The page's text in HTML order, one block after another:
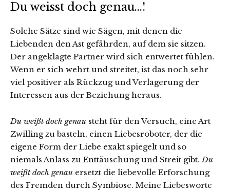
Du weisst doch genau…!
Solche Sätze sind wie Sägen, mit denen die
Liebenden den Ast gefährden, auf dem sie sitzen.
Der angeklagte Partner wird sich entwertet fühlen.
Wenn er sich wehrt und streitet, ist das noch sehr
viel positiver als Rückzug und Verlagerung der
Interessen aus der Beziehung heraus.
Du weißt doch genau steht für den Versuch, eine Art
Zwilling zu basteln, einen Liebesroboter, der die
eigene Form der Liebe exakt spiegelt und so
niemals Anlass zu Enttäuschung und Streit gibt. Du
weißt doch genau ersetzt die liebevolle Erforschung
des Fremden durch Symbiose. Meine Liebesworte